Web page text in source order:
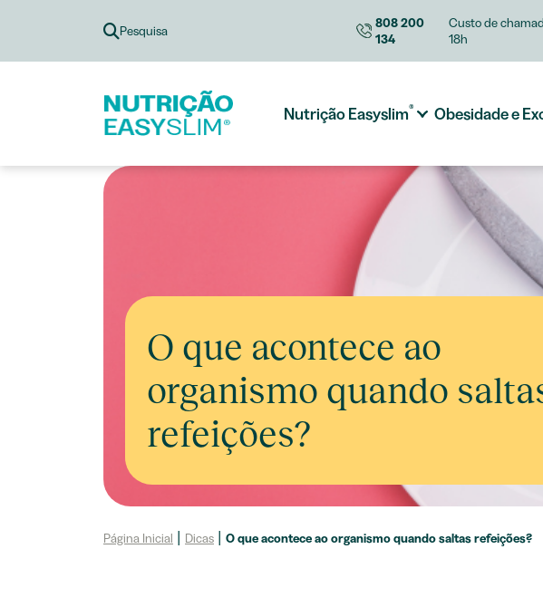
Pesquisa
808 200
134
Custo de
18h
Nutrição Easyslim® Obesidade e
O que acontece ao
organismo quando
refeições?
Página Inicial Dicas O que acontece ao organismo quando saltas refeições?